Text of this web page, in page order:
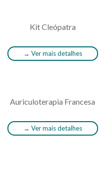
Kit Cleópatra
→ Ver mais detalhes
Auriculoterapia Francesa
→ Ver mais detalhes